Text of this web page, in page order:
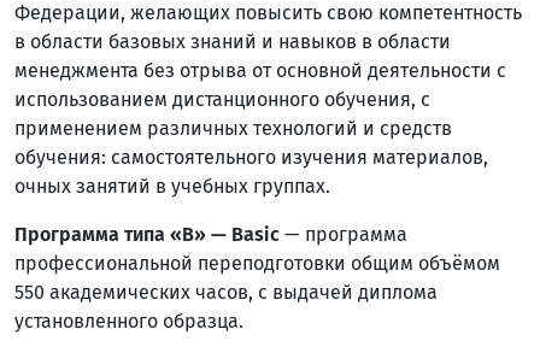
Федерации, желающих повысить свою компетентность
в области базовых знаний и навыков в области
менеджмента без отрыва от основной деятельности с
использованием дистанционного обучения, с
применением различных технологий и средств
обучения: самостоятельного изучения материалов,
очных занятий в учебных группах.
Программа типа «В» — Basic — программа
профессиональной переподготовки общим объёмом
550 академических часов, с выдачей диплома
установленного образца.